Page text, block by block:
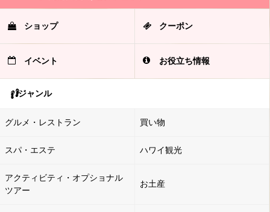
ショップ クーポン
イベント お役立ち情報
ジャンル
グルメ・レストラン 買い物
スパ・エステ ハワイ観光
アクティビティ・オプショナル
ツアー
お土産